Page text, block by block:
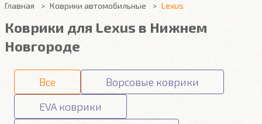
Главная Коврики автомобильные Lexus
Коврики для Lexus в Нижнем
Новгороде
Все
Ворсовые коврики
EVA коврики